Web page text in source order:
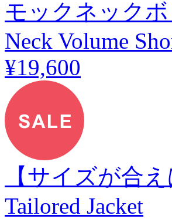
モックネック
Neck Volume
¥19,600
【サイズが合
Tailored Jacket